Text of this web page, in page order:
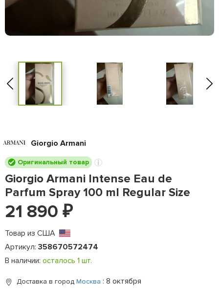
Giorgio Armani
Оригинальный товар
Giorgio Armani Intense Eau de
Parfum Spray 100 ml Regular Size
21 890 ₽
Товар из США
Артикул: 358670572474
В наличии: осталось 1 шт.
Доставка в город Москва : 8 октября